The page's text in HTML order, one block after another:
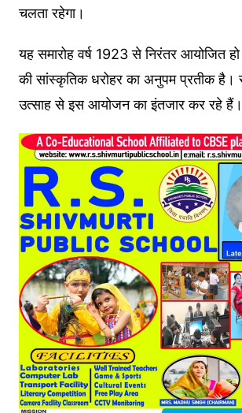
चलता रहेगा।
यह समारोह वर्ष 1923 से निरंतर आयोजित
की सांस्कृतिक धरोहर का अनुपम प्रतीक है।
उत्साह से इस आयोजन का इंतजार कर रहे हैं।